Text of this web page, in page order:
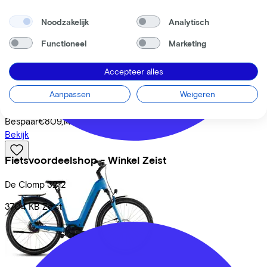
Fietsvoordeelshop - Winkel Zeist
De Clomp 3212
3704 KB Zeist
Leaseprijs p/m vanaf
€89,87
Bespaar€809,14
Bekijk
Noodzakelijk Analytisch
Functioneel Marketing
Accepteer alles
Aanpassen Weigeren